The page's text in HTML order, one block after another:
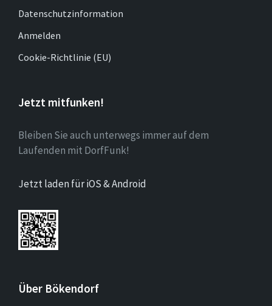
Datenschutzinformation
Anmelden
Cookie-Richtlinie (EU)
Jetzt mitfunken!
Bleiben Sie auch unterwegs immer auf dem
Laufenden mit DorfFunk!
Jetzt laden für iOS & Android
Über Bökendorf